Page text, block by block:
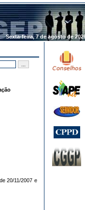
Sexta-feira, 7 de agosto de
20/11/2007 e